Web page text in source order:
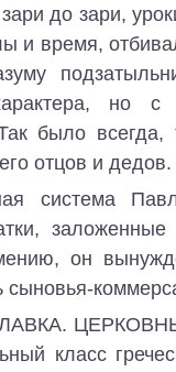
до зари,
и время,
но
было
отцов и дедов.
система
он
сыновья-
класс